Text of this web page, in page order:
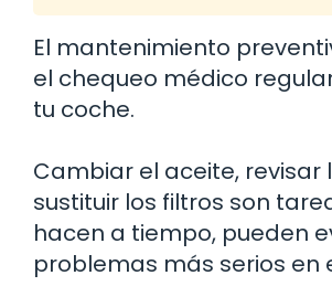
El mantenimiento
el chequeo médico
tu coche.
Cambiar el aceite, revisar
sustituir los filtros son
hacen a tiempo, pueden
problemas más serios en